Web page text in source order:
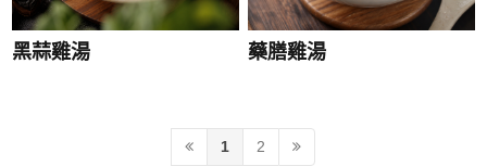
黑蒜雞湯 藥膳雞湯
1 2